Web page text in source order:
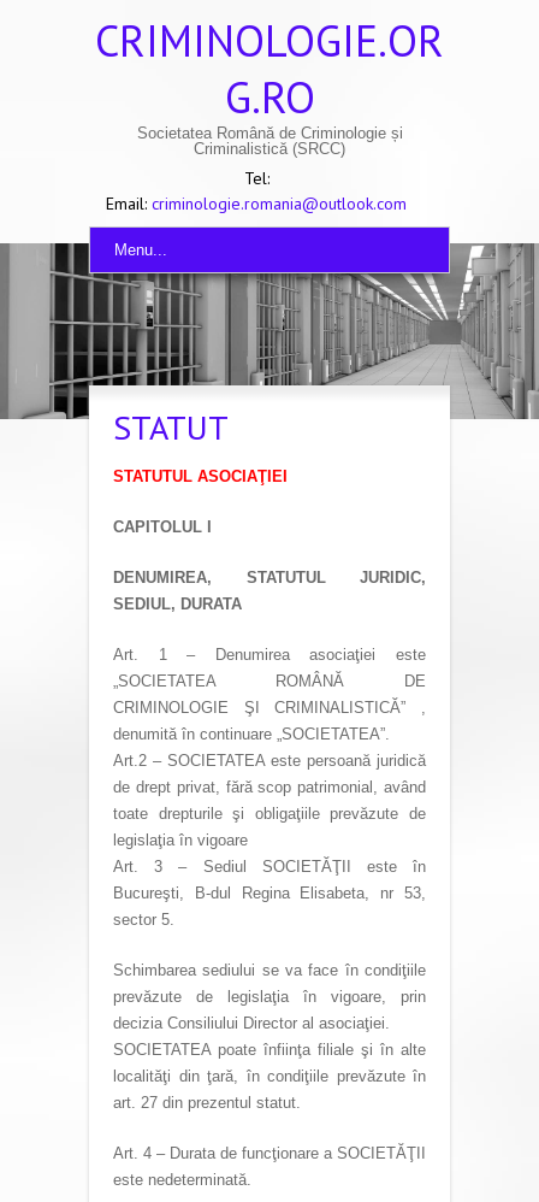
CRIMINOLOGIE.OR
G.RO
Societatea Română de Criminologie și
Criminalistică (SRCC)
Tel:
Email: criminologie.romania@outlook.com
Menu...
STATUT
STATUTUL ASOCIAŢIEI
CAPITOLUL I
DENUMIREA, STATUTUL JURIDIC,
SEDIUL, DURATA
Art. 1 – Denumirea asociaţiei este
„SOCIETATEA ROMÂNĂ DE
CRIMINOLOGIE ŞI CRIMINALISTICĂ” ,
denumită în continuare „SOCIETATEA”.
Art.2 – SOCIETATEA este persoană juridică
de drept privat, fără scop patrimonial, având
toate drepturile şi obligaţiile prevăzute de
legislaţia în vigoare
Art. 3 – Sediul SOCIETĂŢII este în
Bucureşti, B-dul Regina Elisabeta, nr 53,
sector 5.
Schimbarea sediului se va face în condiţiile
prevăzute de legislaţia în vigoare, prin
decizia Consiliului Director al asociaţiei.
SOCIETATEA poate înfiinţa filiale şi în alte
localităţi din ţară, în condiţiile prevăzute în
art. 27 din prezentul statut.
Art. 4 – Durata de funcţionare a SOCIETĂŢII
este nedeterminată.